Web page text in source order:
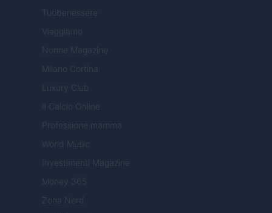
Tuobenessere
Viaggiamo
Nonne Magazine
Milano Cortina
Luxury Club
Il Calcio Online
Professione mamma
World Music
Investimenti Magazine
Money 365
Zona Nerd